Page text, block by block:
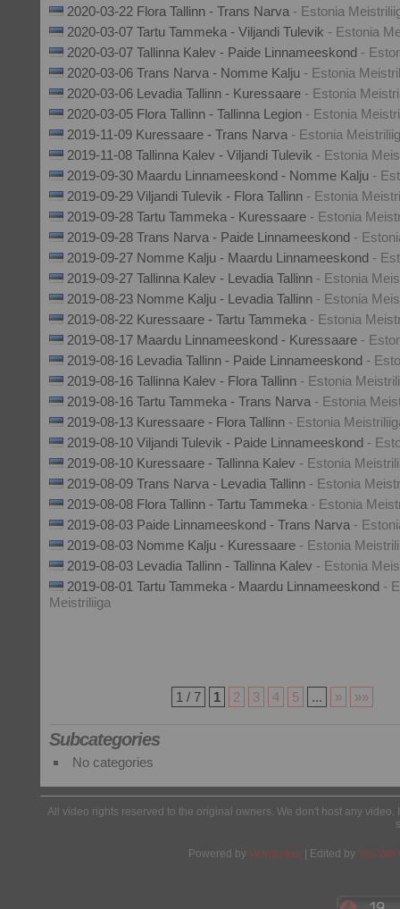
2020-03-22 Flora Tallinn - Trans Narva - Estonia
2020-03-07 Tartu Tammeka - Viljandi Tulevik - Estonia
2020-03-07 Tallinna Kalev - Paide Linnameeskond -
2020-03-06 Trans Narva - Nomme Kalju - Estonia
2020-03-06 Levadia Tallinn - Kuressaare - Estonia
2020-03-05 Flora Tallinn - Tallinna Legion - Estonia
2019-11-09 Kuressaare - Trans Narva - Estonia
2019-11-08 Tallinna Kalev - Viljandi Tulevik - Estonia
2019-09-30 Maardu Linnameeskond - Nomme Kalju -
2019-09-29 Viljandi Tulevik - Flora Tallinn - Estonia
2019-09-28 Tartu Tammeka - Kuressaare - Estonia
2019-09-28 Trans Narva - Paide Linnameeskond -
2019-09-27 Nomme Kalju - Maardu Linnameeskond -
2019-09-27 Tallinna Kalev - Levadia Tallinn - Estonia
2019-08-23 Nomme Kalju - Levadia Tallinn - Estonia
2019-08-22 Kuressaare - Tartu Tammeka - Estonia
2019-08-17 Maardu Linnameeskond - Kuressaare -
2019-08-16 Levadia Tallinn - Paide Linnameeskond -
2019-08-16 Tallinna Kalev - Flora Tallinn - Estonia
2019-08-16 Tartu Tammeka - Trans Narva - Estonia
2019-08-13 Kuressaare - Flora Tallinn - Estonia
2019-08-10 Viljandi Tulevik - Paide Linnameeskond -
2019-08-10 Kuressaare - Tallinna Kalev - Estonia
2019-08-09 Trans Narva - Levadia Tallinn - Estonia
2019-08-08 Flora Tallinn - Tartu Tammeka - Estonia
2019-08-03 Paide Linnameeskond - Trans Narva -
2019-08-03 Nomme Kalju - Kuressaare - Estonia
2019-08-03 Levadia Tallinn - Tallinna Kalev - Estonia
2019-08-01 Tartu Tammeka - Maardu Linnameeskond -
Meistriliiga
1 / 7 1 2 3 4 5 ... » »»
Subcategories
No categories
All video rights reserved to the original owners. We don't host any
Powered by Wordpress | Edited by Yes We